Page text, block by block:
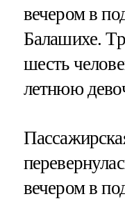
вечером в
Балашихе.
шесть
летнюю
вечером в